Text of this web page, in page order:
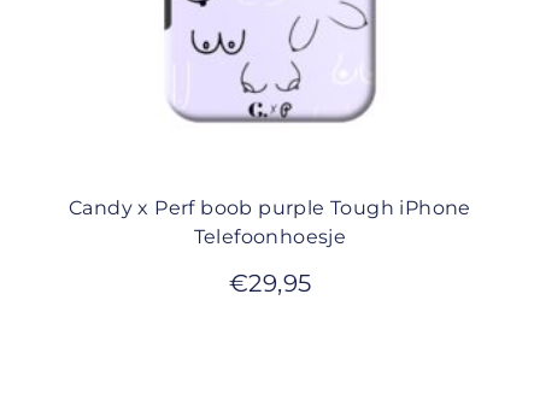
Candy x Perf boob purple Tough iPhone
Telefoonhoesje
€29,95